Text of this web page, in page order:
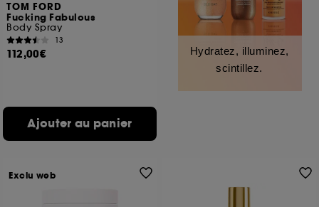
TOM FORD
Fucking Fabulous
Body Spray
13
112,00€
Ajouter au panier
Hydratez, illuminez,
scintillez.
Exclu web